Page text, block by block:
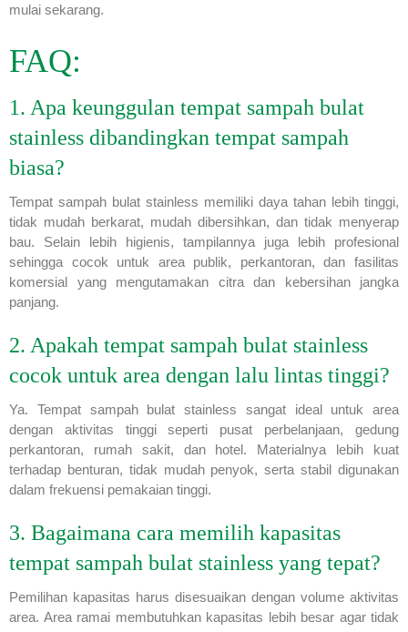
mulai sekarang.
FAQ:
1. Apa keunggulan tempat sampah bulat
stainless dibandingkan tempat sampah
biasa?
Tempat sampah bulat stainless memiliki daya tahan lebih tinggi,
tidak mudah berkarat, mudah dibersihkan, dan tidak menyerap
bau. Selain lebih higienis, tampilannya juga lebih profesional
sehingga cocok untuk area publik, perkantoran, dan fasilitas
komersial yang mengutamakan citra dan kebersihan jangka
panjang.
2. Apakah tempat sampah bulat stainless
cocok untuk area dengan lalu lintas tinggi?
Ya. Tempat sampah bulat stainless sangat ideal untuk area
dengan aktivitas tinggi seperti pusat perbelanjaan, gedung
perkantoran, rumah sakit, dan hotel. Materialnya lebih kuat
terhadap benturan, tidak mudah penyok, serta stabil digunakan
dalam frekuensi pemakaian tinggi.
3. Bagaimana cara memilih kapasitas
tempat sampah bulat stainless yang tepat?
Pemilihan kapasitas harus disesuaikan dengan volume aktivitas
area. Area ramai membutuhkan kapasitas lebih besar agar tidak